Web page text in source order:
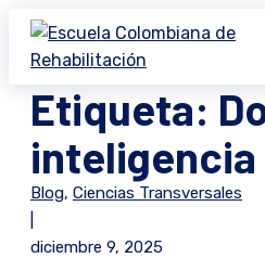
Etiqueta:
Blog, Ciencias Transversales
diciembre 9, 2025